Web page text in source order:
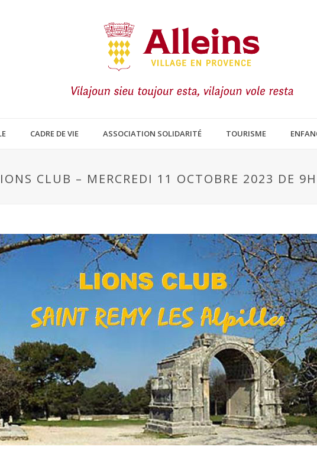
CADRE DE VIE ASSOCIATION SOLIDARITÉ TOURISME
CLUB – MERCREDI 11 OCTOBRE 2023 DE